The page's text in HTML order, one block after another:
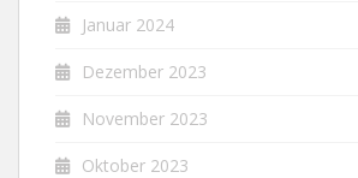
Januar 2024
Dezember 2023
November 2023
Oktober 2023